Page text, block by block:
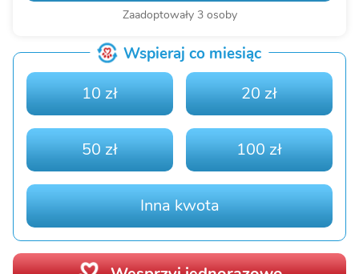
Zaadoptowały 3 osoby
Wspieraj co miesiąc
10 zł 20 zł
50 zł 100 zł
Inna kwota